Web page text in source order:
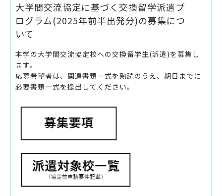
大学間交流協定に基づく交換留学派遣プ
ログラム(2025年前半出発分)の募集につ
いて
本学の大学間交流協定校への交換留学生(派遣)を募集し
ます。
応募希望者は、関連書類一式を熟読のうえ、期日までに
必要書類一式を提出してください。